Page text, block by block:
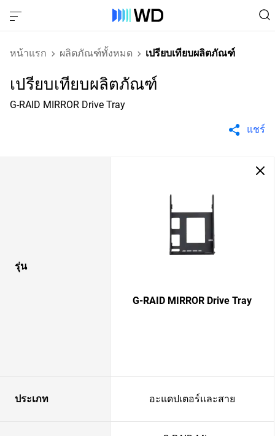
หน้าแรก ผลิตภัณฑ์ทั้งหมด เปรียบเทียบผลิตภัณฑ์
เปรียบเทียบผลิตภัณฑ์
G-RAID MIRROR Drive Tray
แชร์
รุ่น
G-RAID MIRROR Drive Tray
ประเภท อะแดปเตอร์และสาย